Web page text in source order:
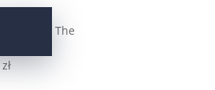
The
zł